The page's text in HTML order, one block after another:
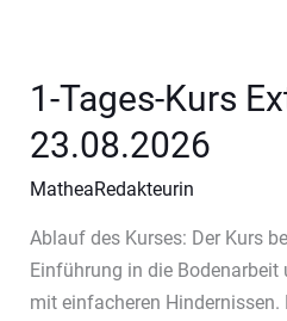
16.08.2026
1-Tages-Kurs
23.08.2026
MatheaRedakteurin
Ablauf des Kurses: Der Kurs
Einführung in die Bodenarbeit
mit einfacheren Hindernissen.